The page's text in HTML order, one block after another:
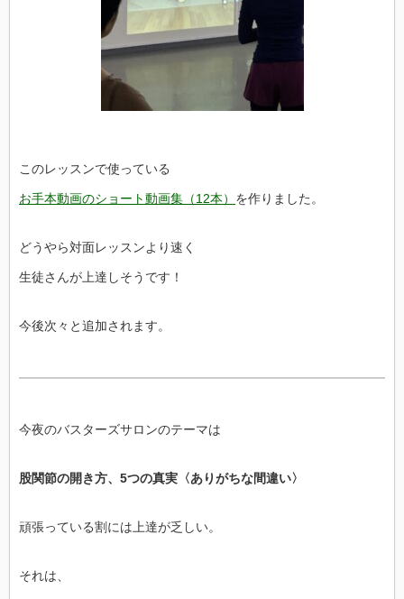
このレッスンで使っている
お手本動画のショート動画集（12本） を作りました。
どうやら対面レッスンより速く
生徒さんが上達しそうです！
今後次々と追加されます。
今夜のバスターズサロンのテーマは
股関節の開き方、5つの真実〈ありがちな間違い〉
頑張っている割には上達が乏しい。
それは、